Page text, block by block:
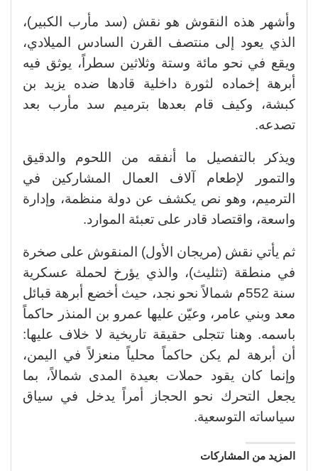
وأشهر هذه النقوش هو نقش (سد مأرب الكبير)،
الذي يعود إلى منتصف القرن السادس الميلادي،
ويقع في نحو مائة وستة وثلاثين سطراً، يوثق فيه
أبرهة إخماده لثورة داخلية قادها ضده يزيد بن
كبشة، وكيف قام بعدها بترميم سد مأرب بعد
تصدعه.
ويذكر بالتفصيل ما أنفقه من اللحوم والدقيق
والتمور لإطعام آلاف العمال المشاركين في
الترميم، وهو نص يكشف عن دولة منظمة، وإدارة
واسعة، واقتصاد قادر على تعبئة الموارد.
ثم يأتي نقش (مريجان الأول) المنقوش على صخرة
في منطقة (تثليث)، والذي يؤرخ لحملة عسكرية
سنة 552م شمالاً نحو نجد، حيث أخضع أبرهة قبائل
معد وبني عامر، وعيّن عليها عمرو بن المنذر حاكماً
باسمه. وهنا تتجلى حقيقة تاريخية لا خلاف عليها:
أن أبرهة لم يكن حاكماً محلياً منعزلاً في اليمن،
وإنما كان يقود حملات بعيدة المدى شمالاً، بما
يجعل التحرك نحو الحجاز أمراً يدخل في سياق
سياساته التوسعية.
المزيد من المشاركات